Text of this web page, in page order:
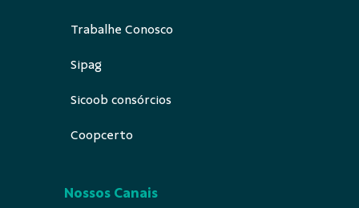
Trabalhe Conosco
Sipag
Sicoob consórcios
Coopcerto
Nossos Canais